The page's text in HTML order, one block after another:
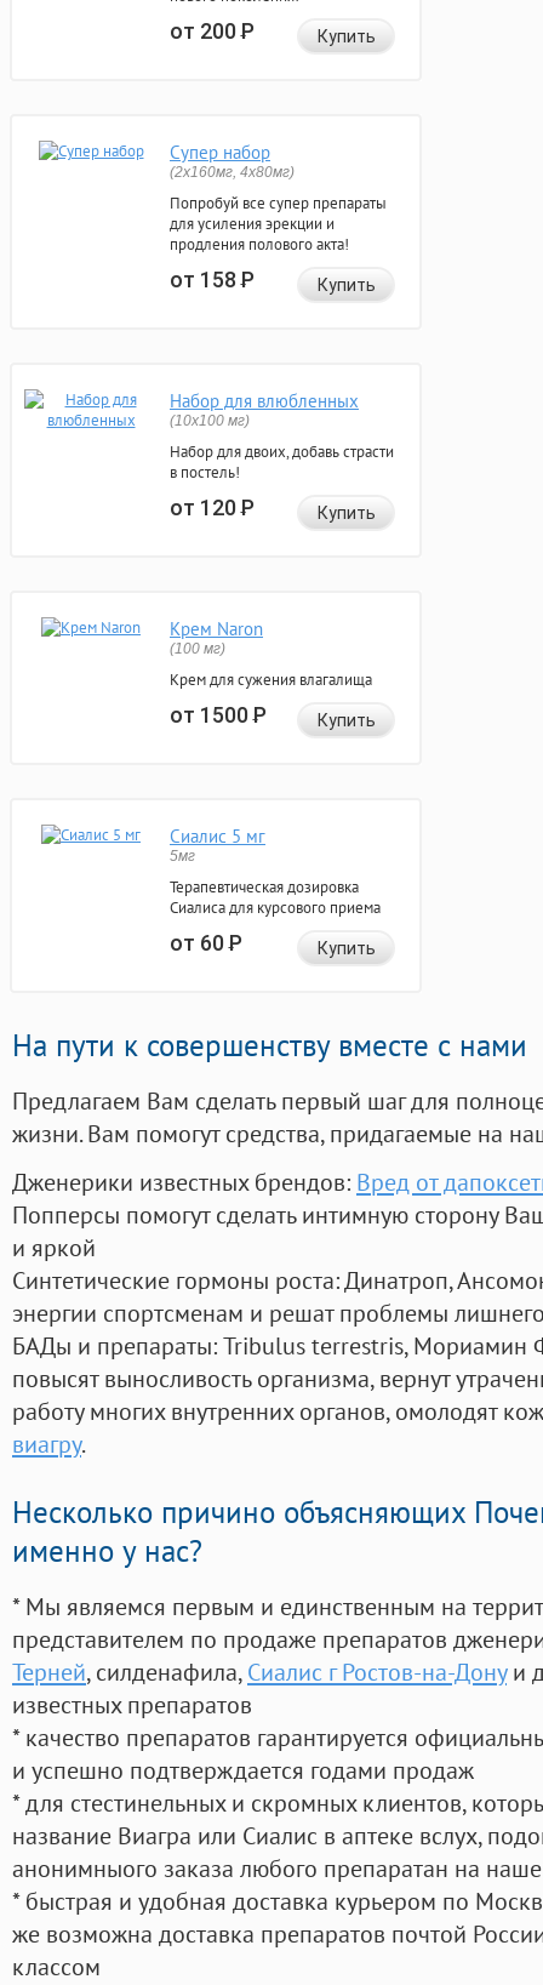
от 200Р Купить
Супер набор
(2х160мг, 4х80мг)
Попробуй все супер препараты
для усиления эрекции и
продления полового акта!
от 158Р Купить
Набор для влюбленных
(10х100 мг)
Набор для двоих, добавь страсти
в постель!
от 120Р Купить
Крем Naron
(100 мг)
Крем для сужения влагалища
от 1500Р Купить
Сиалис 5 мг
5мг
Терапевтическая дозировка
Сиалиса для курсового приема
от 60Р Купить
На пути к совершенству вместе с нами
Предлагаем Вам сделать первый шаг для
жизни. Вам помогут средства, придагаемые на
Дженерики известных брендов: Вред от
Попперсы помогут сделать интимную сторону
и яркой
Синтетические гормоны роста: Динатроп,
энергии спортсменам и решат проблемы
БАДы и препараты:Tribulus terrestris, Мориамин
повысят выносливость организма, вернут
работу многих внутренних органов, омолодят
виагру.
Несколько причино объясняющих
именно у нас?
* Мы являемся первым и единственным на
представителем по продаже препаратов
Терней, силденафила, Сиалис г Ростов-на-Донуи
известных препаратов
* качество препаратов гарантируется
и успешно подтверждается годами продаж
* для стестинельных и скромных клиентов,
название Виагра или Сиалис в аптеке вслух,
анонимныого заказа любого препаратан на
* быстрая и удобная доставка курьером по
же возможна доставка препаратов почтой
классом